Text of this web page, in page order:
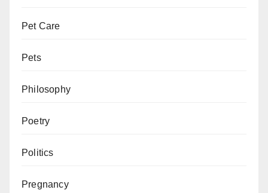
Pet Care
Pets
Philosophy
Poetry
Politics
Pregnancy